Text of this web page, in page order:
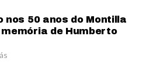
nos 50 anos do Montilla
de Humberto